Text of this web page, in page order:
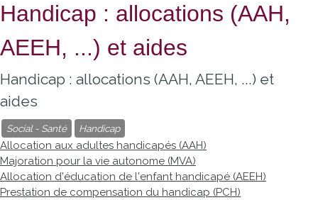
Handicap : allocations (AAH,
AEEH, ...) et aides
Handicap : allocations (AAH, AEEH, ...) et
aides
Social - Santé Handicap
Allocation aux adultes handicapés (AAH)
Majoration pour la vie autonome (MVA)
Allocation d'éducation de l'enfant handicapé (AEEH)
Prestation de compensation du handicap (PCH)